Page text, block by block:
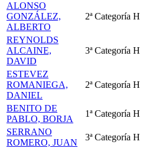
ALONSO
GONZÁLEZ,
ALBERTO
2ª Categoría H
REYNOLDS
ALCAINE,
DAVID
3ª Categoría H
ESTEVEZ
ROMANIEGA,
DANIEL
2ª Categoría H
BENITO DE
PABLO, BORJA
1ª Categoría H
SERRANO
ROMERO, JUAN
3ª Categoría H